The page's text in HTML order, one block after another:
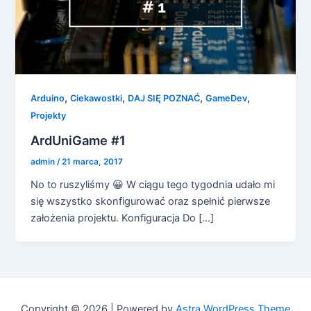
Arduino,Ciekawostki, DAJ SIĘ POZNAĆ,GameDev,
Projekty
ArdUniGame #1
admin/21 marca, 2017
No to ruszyliśmy 😀 W ciągu tego tygodnia udało mi
się wszystko skonfigurować oraz spełnić pierwsze
założenia projektu. Konfiguracja Do […]